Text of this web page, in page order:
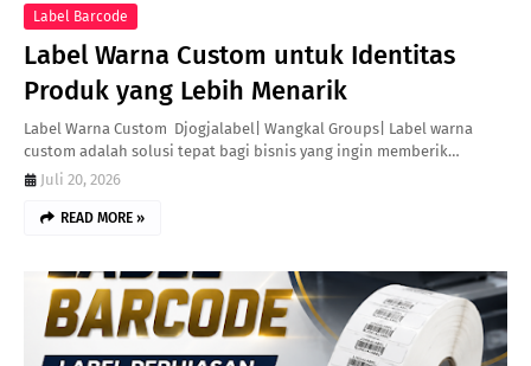
Label Barcode
Label Warna Custom untuk Identitas
Produk yang Lebih Menarik
Label Warna Custom Djogjalabel| Wangkal Groups| Label warna
custom adalah solusi tepat bagi bisnis yang ingin memberik…
Juli 20, 2026
READ MORE »